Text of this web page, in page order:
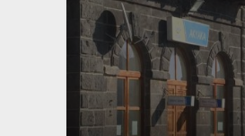
yazan
Bahri Ak